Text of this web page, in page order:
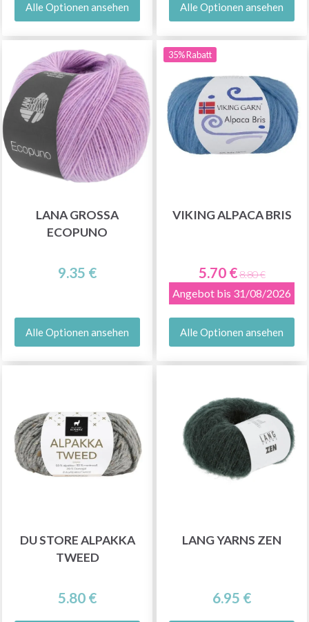
Alle Optionen ansehen Alle Optionen ansehen
LANA GROSSA
ECOPUNO
9.35 €
Alle Optionen ansehen
35% Rabatt
VIKING ALPACA BRIS
5.70 €8.80 €
Angebot bis 31/08/2026
Alle Optionen ansehen
DU STORE ALPAKKA
TWEED
5.80 €
LANG YARNS ZEN
6.95 €